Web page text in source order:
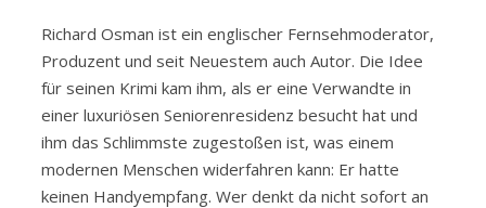
Richard Osman ist ein englischer Fernsehmoderator,
Produzent und seit Neuestem auch Autor. Die Idee
für seinen Krimi kam ihm, als er eine Verwandte in
einer luxuriösen Seniorenresidenz besucht hat und
ihm das Schlimmste zugestoßen ist, was einem
modernen Menschen widerfahren kann: Er hatte
keinen Handyempfang. Wer denkt da nicht sofort an